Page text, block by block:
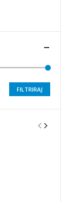
FILTRIRAJ